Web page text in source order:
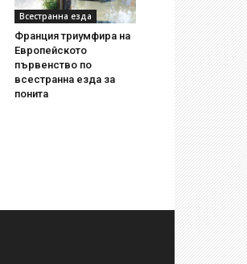
Всестранна езда
Франция триумфира на
Европейското
първенство по
всестранна езда за
понита